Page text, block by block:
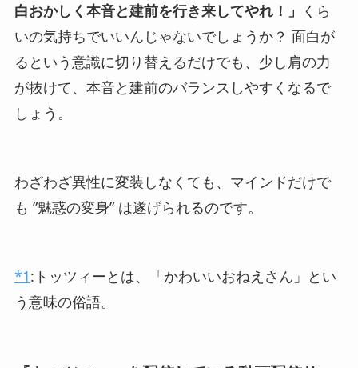
白おかしく本音と建前を行き来してやれ！」 くら
いの気持ちでいいんじゃないでしょうか？ 面白が
るという意識に切り替えるだけでも、少し肩の力
が抜けて、本音と建前のバランスしやすくなるで
しょう。
わざわざ異性に変装しなくても、マインドだけで
も ”魅惑の変身” は遂げられるのです。
*1: トッツィーとは、「かわいいおねえさん」とい
う意味の俗語。